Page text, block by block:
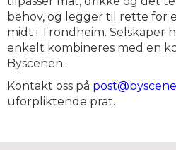
behov, og legger til rette for
midt i Trondheim. Selskaper
enkelt kombineres med en
Byscenen.
Kontakt oss på
uforpliktende prat.